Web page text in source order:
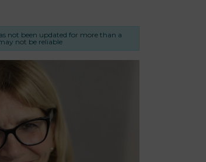
not been updated for more than a
not be reliable